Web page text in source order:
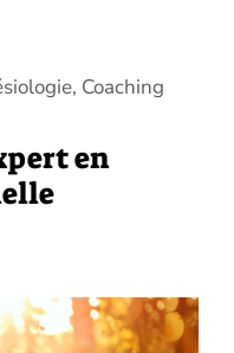
, Coaching
en